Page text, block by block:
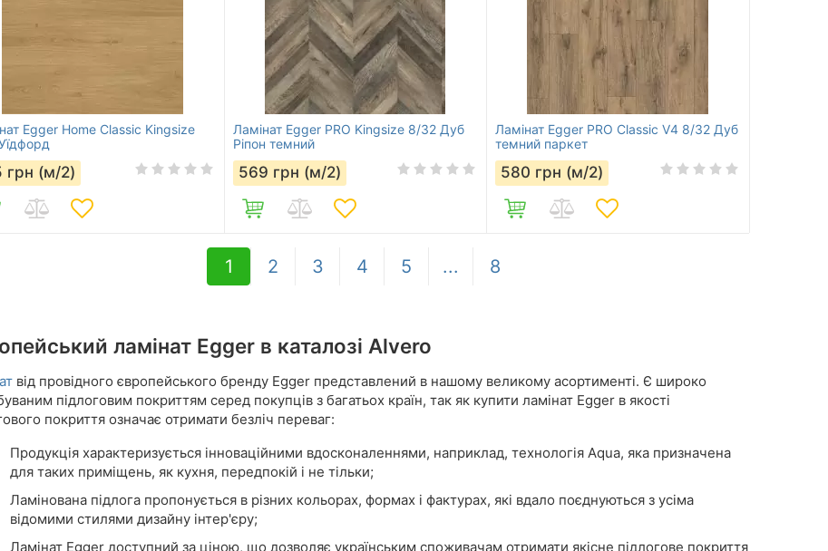
Egger Home Classic Kingsize
грн (м/2)
Ламінат Egger PRO Kingsize 8/32 Дуб
Ріпон темний
569 грн (м/2)
Ламінат Egger PRO Classic V4 8/32 Дуб
темний паркет
580 грн (м/2)
1 2 3 4 5 ... 8
ламінат Egger в каталозі Alvero
від провідного європейського бренду Egger представлений в нашому великому асортименті. Є широко
підлоговим покриттям серед покупців з багатьох країн, так як купити ламінат Egger в якості
покриття означає отримати безліч переваг:
Продукція характеризується інноваційними вдосконаленнями, наприклад, технологія Aqua, яка призначена
для таких приміщень, як кухня, передпокій і не тільки;
Ламінована підлога пропонується в різних кольорах, формах і фактурах, які вдало поєднуються з усіма
відомими стилями дизайну інтер'єру;
Ламінат Egger доступний за ціною, що дозволяє українським споживачам отримати якісне підлогове покриття